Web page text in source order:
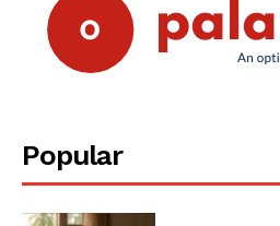
Popular